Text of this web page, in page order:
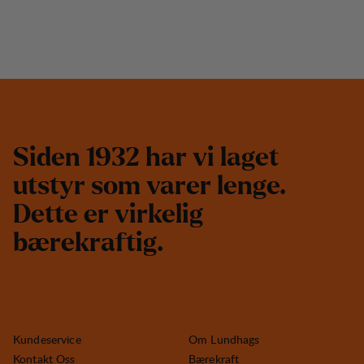
Siden 1932 har vi laget
utstyr som varer lenge.
Dette er virkelig
bærekraftig.
Kundeservice
Kontakt Oss
Om Lundhags
Bærekraft